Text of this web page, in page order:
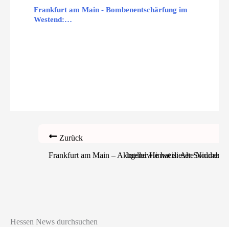
Frankfurt am Main - Bombenentschärfung im
Westend:…
Zurück
Frankfurt am Main – Aktueller Hinweis: Alte
Irgendwie hat dieser Sommer
Hessen News durchsuchen